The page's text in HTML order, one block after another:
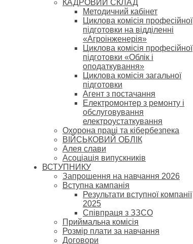
КАДРОВИЙ СКЛАД
Методичний кабінет
Циклова комісія професійної
підготовки на відділенні
«Агроінженерія»
Циклова комісія професійної
підготовки «Облік і
оподаткування»
Циклова комісія загальної
підготовки
Агент з постачання
Електромонтер з ремонту і
обслуговування
електроустаткування
Охорона праці та кібербезпека
ВІЙСЬКОВИЙ ОБЛІК
Алея слави
Асоціація випускників
ВСТУПНИКУ
Запрошення на навчання 2026
Вступна кампанія
Результати вступної компанії
2025
Співпраця з ЗЗСО
Приймальна комісія
Розмір плати за навчання
Договори